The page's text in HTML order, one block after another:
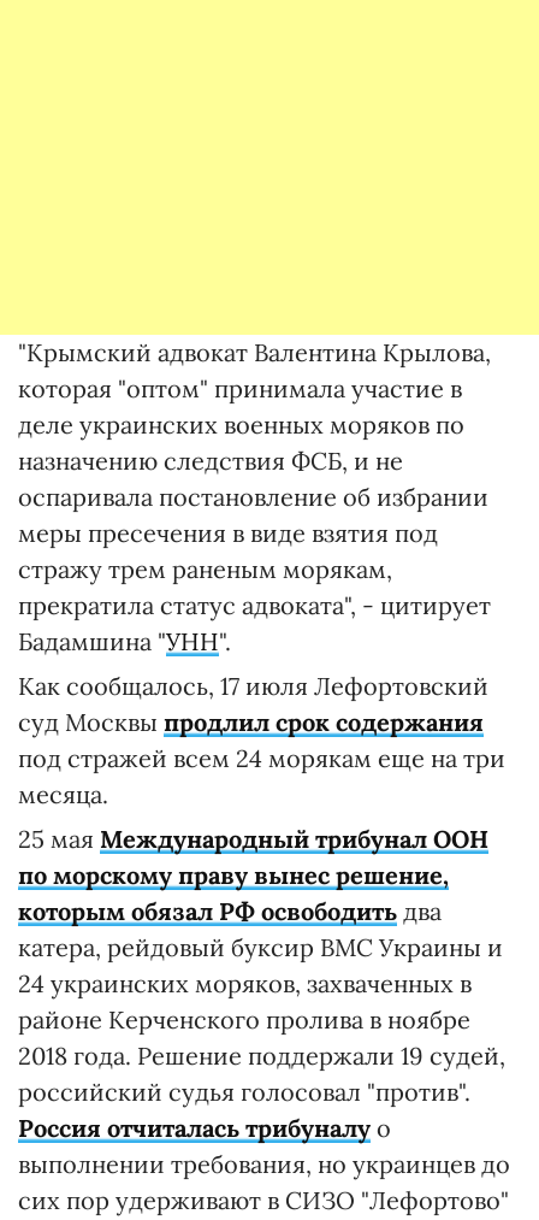
"Крымский адвокат Валентина Крылова,
которая "оптом" принимала участие в
деле украинских военных моряков по
назначению следствия ФСБ, и не
оспаривала постановление об избрании
меры пресечения в виде взятия под
стражу трем раненым морякам,
прекратила статус адвоката", - цитирует
Бадамшина "УНН".
Как сообщалось, 17 июля Лефортовский
суд Москвы продлил срок содержания
под стражей всем 24 морякам еще на три
месяца.
25 мая Международный трибунал ООН
по морскому праву вынес решение,
которым обязал РФ освободить два
катера, рейдовый буксир ВМС Украины и
24 украинских моряков, захваченных в
районе Керченского пролива в ноябре
2018 года. Решение поддержали 19 судей,
российский судья голосовал "против".
Россия отчиталась трибуналу о
выполнении требования, но украинцев до
сих пор удерживают в СИЗО "Лефортово"